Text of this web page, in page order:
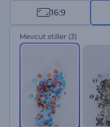
sunumlarında giriş videosu
intro/outrolarında vs.
hedef kitlenizde heyecan
16:9
Mevcut stiller (3)